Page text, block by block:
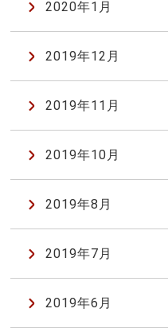
2020年1月
2019年12月
2019年11月
2019年10月
2019年8月
2019年7月
2019年6月